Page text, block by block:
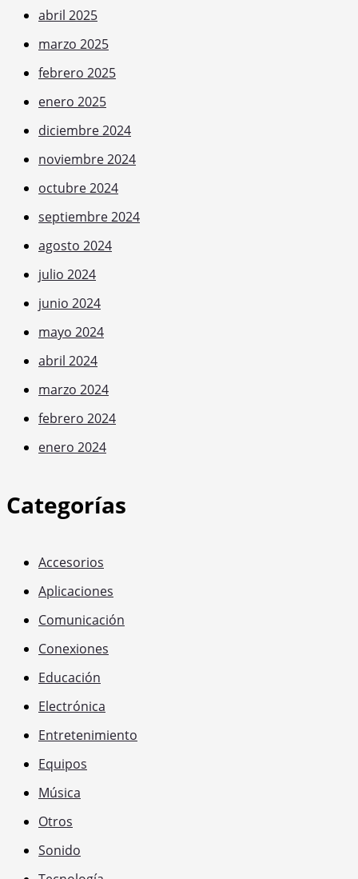
abril 2025
marzo 2025
febrero 2025
enero 2025
diciembre 2024
noviembre 2024
octubre 2024
septiembre 2024
agosto 2024
julio 2024
junio 2024
mayo 2024
abril 2024
marzo 2024
febrero 2024
enero 2024
Categorías
Accesorios
Aplicaciones
Comunicación
Conexiones
Educación
Electrónica
Entretenimiento
Equipos
Música
Otros
Sonido